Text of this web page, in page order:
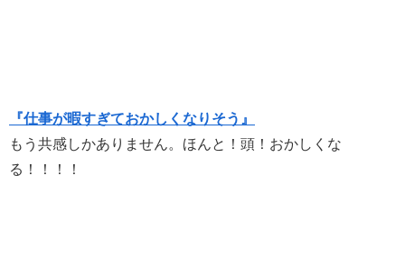
『仕事が暇すぎておかしくなりそう』
もう共感しかありません。ほんと！頭！おかしくな
る！！！！